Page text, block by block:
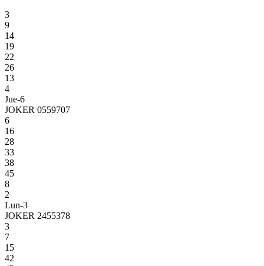
3
9
14
19
22
26
13
4
Jue-6
JOKER 0559707
6
16
28
33
38
45
8
2
Lun-3
JOKER 2455378
3
7
15
42